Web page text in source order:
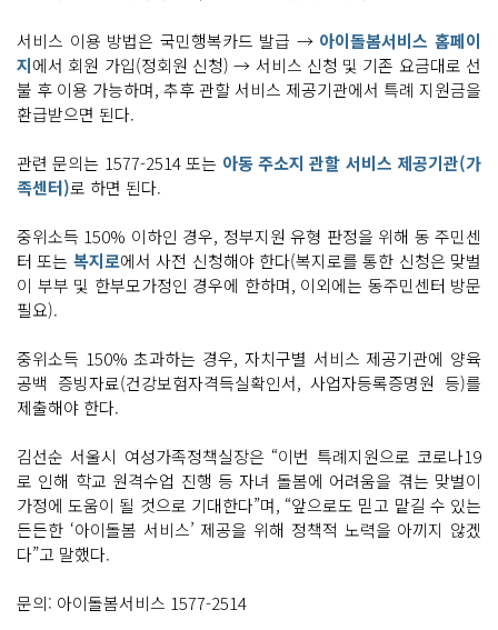
서비스 이용 방법은 국민행복카드 발급 → 아이돌봄서비스 홈페이
지에서 회원 가입(정회원 신청) → 서비스 신청 및 기존 요금대로 선
불 후 이용 가능하며, 추후 관할 서비스 제공기관에서 특례 지원금을
환급받으면 된다.
관련 문의는 1577-2514 또는 아동 주소지 관할 서비스 제공기관(가
족센터)로 하면 된다.
중위소득 150% 이하인 경우, 정부지원 유형 판정을 위해 동 주민센
터 또는 복지로에서 사전 신청해야 한다(복지로를 통한 신청은 맞벌
이 부부 및 한부모가정인 경우에 한하며, 이외에는 동주민센터 방문
필요).
중위소득 150% 초과하는 경우, 자치구별 서비스 제공기관에 양육
공백 증빙자료(건강보험자격득실확인서, 사업자등록증명원 등)를
제출해야 한다.
김선순 서울시 여성가족정책실장은 “이번 특례지원으로 코로나19
로 인해 학교 원격수업 진행 등 자녀 돌봄에 어려움을 겪는 맞벌이
가정에 도움이 될 것으로 기대한다”며, “앞으로도 믿고 맡길 수 있는
든든한 ‘아이돌봄 서비스’ 제공을 위해 정책적 노력을 아끼지 않겠
다”고 말했다.
문의: 아이돌봄서비스 1577-2514